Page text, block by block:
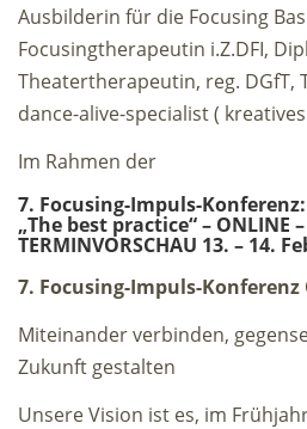
Ausbilderin für die Focusing
Focusingtherapeutin i.Z.DFI,
Theatertherapeutin, reg. DGfT,
dance-alive-specialist (
Im Rahmen der
7. Focusing-Impuls-Konferenz:
„The best practice“ – ONLINE –
TERMINVORSCHAU 13. – 14.
7. Focusing-Impuls-Konferenz
Miteinander verbinden,
Zukunft gestalten
Unsere Vision ist es, im